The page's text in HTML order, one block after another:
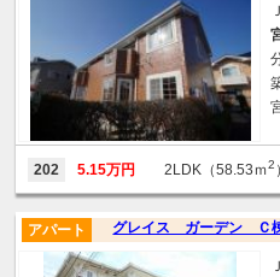
202 5.15万円 2LDK（58.53ｍ2
グレイス ガーデン Ｃ
アパート